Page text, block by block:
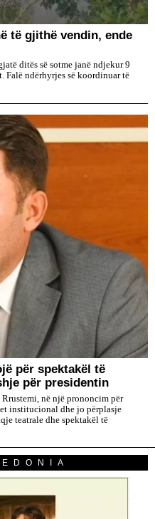
të gjithë vendin, ende
ditës së sotme janë ndjekur 9
Falë ndërhyrjes së koordinuar të
për spektakël të
për presidentin
në një prononcim për
institucional dhe jo përplasje
teatrale dhe spektakël të